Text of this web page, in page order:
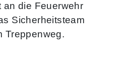
an die Feuerwehr
Sicherheitsteam
Treppenweg.